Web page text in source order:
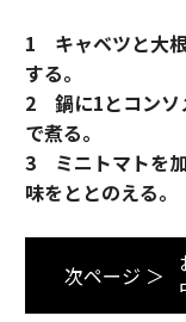
1 キャベツと大
する。
2 鍋に1とコンソ
で煮る。
3 ミニトマトを
味をととのえる。
次ページ ＞